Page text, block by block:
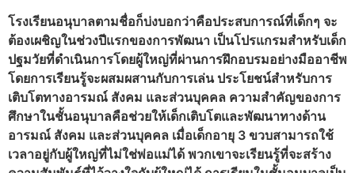
โรงเรียนอนุบาลตามชื่อก็บ่งบอกว่าคือประสบการณ์ที่เด็กๆ จะ
ต้องเผชิญในช่วงปีแรกของการพัฒนา เป็นโปรแกรมสำหรับเด็ก
ปฐมวัยที่ดำเนินการโดยผู้ใหญ่ที่ผ่านการฝึกอบรมอย่างมืออาชีพ
โดยการเรียนรู้จะผสมผสานกับการเล่น ประโยชน์สำหรับการ
เติบโตทางอารมณ์ สังคม และส่วนบุคคล ความสำคัญของการ
ศึกษาในชั้นอนุบาลคือช่วยให้เด็กเติบโตและพัฒนาทางด้าน
อารมณ์ สังคม และส่วนบุคคล เมื่อเด็กอายุ 3 ขวบสามารถใช้
เวลาอยู่กับผู้ใหญ่ที่ไม่ใช่พ่อแม่ได้ พวกเขาจะเรียนรู้ที่จะสร้าง